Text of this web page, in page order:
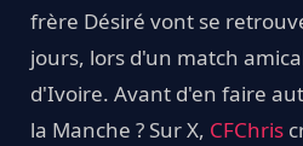
frère Désiré vont se
jours, lors d'un match
d'Ivoire. Avant d'en faire
la Manche ? Sur X, CFChris